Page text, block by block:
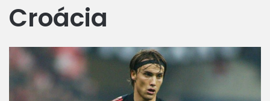
Croácia